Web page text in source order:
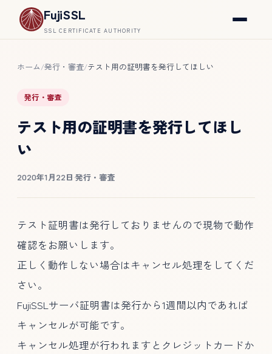
FujiSSL
SSL CERTIFICATE AUTHORITY
ホーム/発行・審査/テスト用の証明書を発行してほしい
発行・審査
テスト用の証明書を発行してほし
い
2020年1月22日·発行・審査
テスト証明書は発行しておりませんので現物で動作
確認をお願いします。
正しく動作しない場合はキャンセル処理をしてくだ
さい。
FujiSSLサーバ証明書は発行から1週間以内であれば
キャンセルが可能です。
キャンセル処理が行われますとクレジットカードか